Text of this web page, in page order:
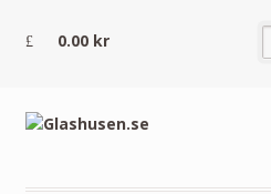
0.00 kr